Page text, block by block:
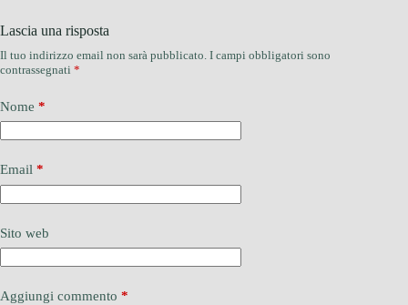
Lascia una risposta
Il tuo indirizzo email non sarà pubblicato. I campi obbligatori sono
contrassegnati *
Nome *
Email *
Sito web
Aggiungi commento *